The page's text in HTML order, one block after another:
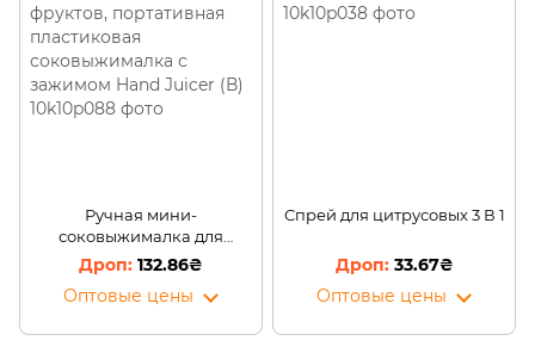
Ручная мини-
соковыжималка для
фруктов, портативная
пластиковая
соковыжималка с
132.86₴
Оптовые цены
Спрей для цитрусовых 3 В 1
33.67₴
Оптовые цены